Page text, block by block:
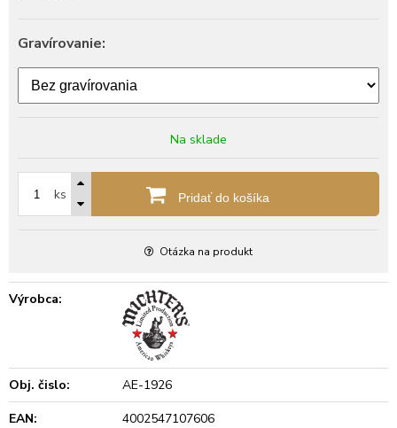
Gravírovanie:
Na sklade
ks Pridať do košíka
Otázka na produkt
Výrobca:
Obj. čislo:
AE-1926
EAN:
4002547107606